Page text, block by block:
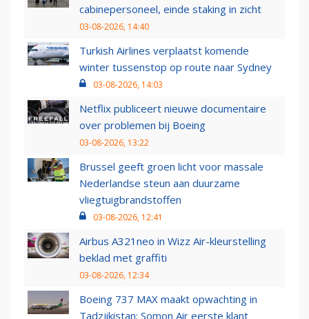
cabinepersoneel, einde staking in zicht
03-08-2026, 14:40
Turkish Airlines verplaatst komende
winter tussenstop op route naar Sydney
03-08-2026, 14:03
Netflix publiceert nieuwe documentaire
over problemen bij Boeing
03-08-2026, 13:22
Brussel geeft groen licht voor massale
Nederlandse steun aan duurzame
vliegtuigbrandstoffen
03-08-2026, 12:41
Airbus A321neo in Wizz Air-kleurstelling
beklad met graffiti
03-08-2026, 12:34
Boeing 737 MAX maakt opwachting in
Tadzjikistan: Somon Air eerste klant